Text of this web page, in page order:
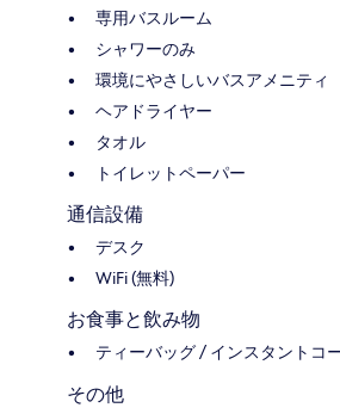
専用バスルーム
シャワーのみ
環境にやさしいバスアメニティ
ヘアドライヤー
タオル
トイレットペーパー
通信設備
デスク
WiFi (無料)
お食事と飲み物
ティーバッグ / インスタントコ
その他